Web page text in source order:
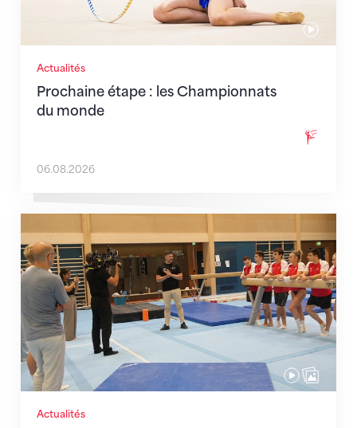
Actualités
Prochaine étape : les Championnats
du monde
06.08.2026
Actualités
En route pour Zagreb avec des objectifs clairs